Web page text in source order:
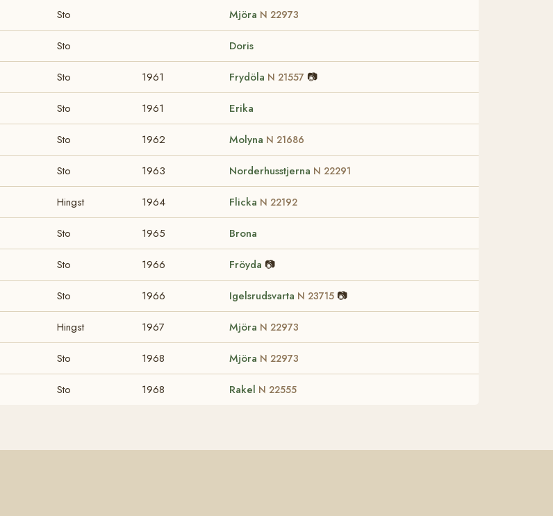
Sto Mjöra N 22973
Sto Doris
Sto 1961 Frydöla N 21557 📷
Sto 1961 Erika
Sto 1962 Molyna N 21686
Sto 1963 Norderhusstjerna N 22291
Hingst 1964 Flicka N 22192
Sto 1965 Brona
Sto 1966 Fröyda 📷
Sto 1966 Igelsrudsvarta N 23715 📷
Hingst 1967 Mjöra N 22973
Sto 1968 Mjöra N 22973
Sto 1968 Rakel N 22555